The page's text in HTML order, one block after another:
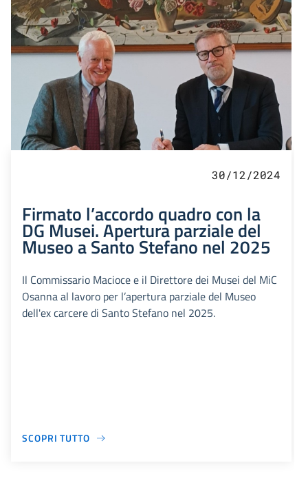
30/12/2024
Firmato l’accordo quadro con la
DG Musei. Apertura parziale del
Museo a Santo Stefano nel 2025
Il Commissario Macioce e il Direttore dei Musei del MiC
Osanna al lavoro per l’apertura parziale del Museo
dell'ex carcere di Santo Stefano nel 2025.
SCOPRI TUTTO